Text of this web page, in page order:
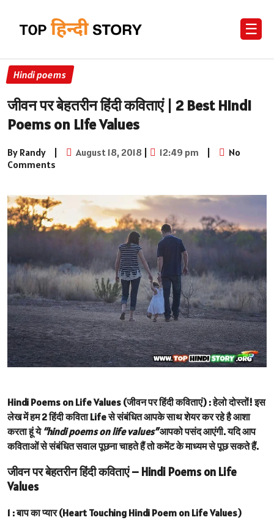
☰
Hindi poems
जीवन पर बेहतरीन हिंदी कविताएं | 2 Best Hindi
Poems on Life Values
By Randy | August 18, 2018 | 12:49 pm |
No
Comments
Hindi Poems on Life Values (जीवन पर हिंदी कविताएं) :हेलो दोस्तों! इस
लेख में हम 2 हिंदी कविता Life से संबंधित आपके साथ शेयर कर रहे है आशा
करता हूं ये “hindi poems on life values”आपको पसंद आएंगी. यदि आप
कविताओं से संबंधित सवाल पूछना चाहते हैं तो कमेंट के माध्यम से पूछ सकते हैं.
जीवन पर बेहतरीन हिंदी कविताएं – Hindi Poems on Life
Values
1 : बाप का प्यार (Heart Touching Hindi Poem on Life Values)